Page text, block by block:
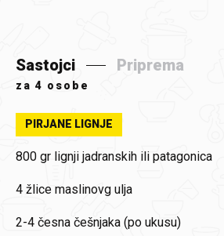
Sastojci Priprema
za 4 osobe
PIRJANE LIGNJE
800 gr lignji jadranskih ili patagonica
4 žlice maslinovg ulja
2-4 česna češnjaka (po ukusu)